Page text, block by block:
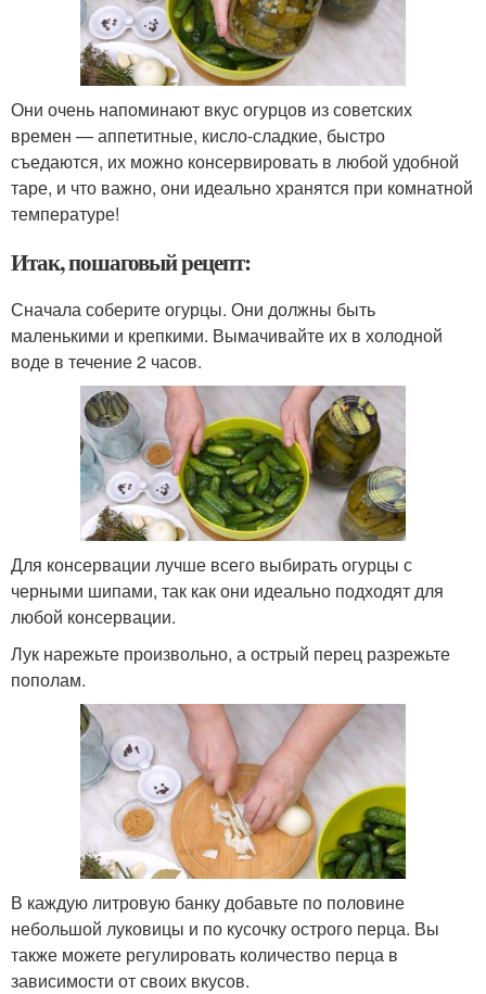
Они очень напоминают вкус огурцов из советских
времен — аппетитные, кисло-сладкие, быстро
съедаются, их можно консервировать в любой удобной
таре, и что важно, они идеально хранятся при комнатной
температуре!
Итак, пошаговый рецепт:
Сначала соберите огурцы. Они должны быть
маленькими и крепкими. Вымачивайте их в холодной
воде в течение 2 часов.
Для консервации лучше всего выбирать огурцы с
черными шипами, так как они идеально подходят для
любой консервации.
Лук нарежьте произвольно, а острый перец разрежьте
пополам.
В каждую литровую банку добавьте по половине
небольшой луковицы и по кусочку острого перца. Вы
также можете регулировать количество перца в
зависимости от своих вкусов.